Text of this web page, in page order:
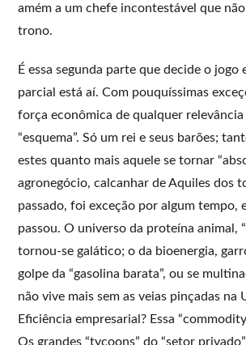
amém a um chefe incontestável que
trono.
É essa segunda parte que decide o jogo
parcial está aí. Com pouquíssimas
força econômica de qualquer
“esquema”. Só um rei e seus barões;
estes quanto mais aquele se tornar
agronegócio, calcanhar de Aquiles dos
passado, foi exceção por algum tempo,
passou. O universo da proteína animal,
tornou-se galático; o da bioenergia,
golpe da “gasolina barata”, ou se
não vive mais sem as veias pinçadas na
Eficiência empresarial? Essa
Os grandes “tycoons” do “setor